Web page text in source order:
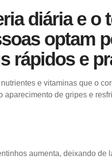
diária e o
optam
rápidos e
e vitaminas que o
aparecimento de gripes e
aumenta, deixando de